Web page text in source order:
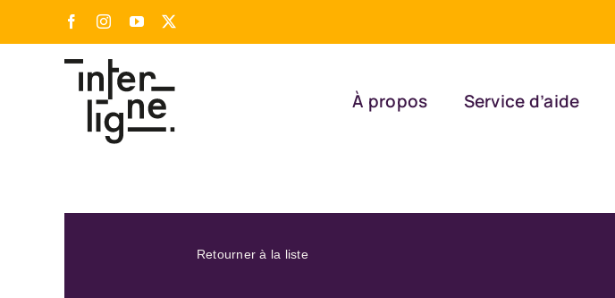
FacebookInstagram
YouTube
À propos Service d’aide
Retourner à la liste